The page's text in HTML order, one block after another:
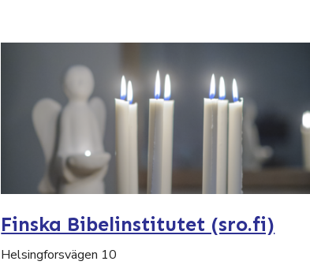
Finska Bibelinstitutet (sro.fi)
Helsingforsvägen 10